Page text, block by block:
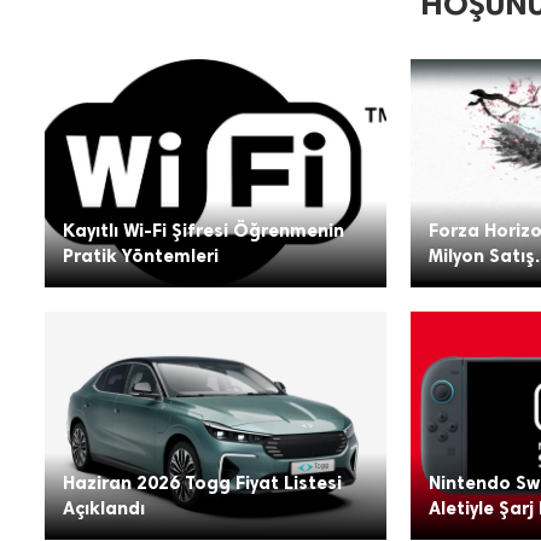
Kayıtlı Wi-Fi Şifresi Öğrenmenin
Pratik Yöntemleri
Forza
Milyon
Haziran 2026 Togg Fiyat Listesi
Açıklandı
Nintendo
Aletiyle Şarj